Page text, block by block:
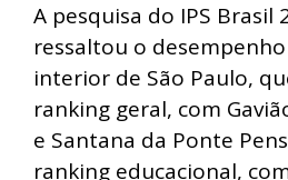
A pesquisa do IPS Brasil
ressaltou o
interior de São Paulo,
ranking geral, com
e Santana da Ponte
ranking educacional,